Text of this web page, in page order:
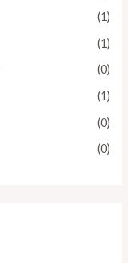
(1)
(1)
(0)
(1)
(0)
(0)